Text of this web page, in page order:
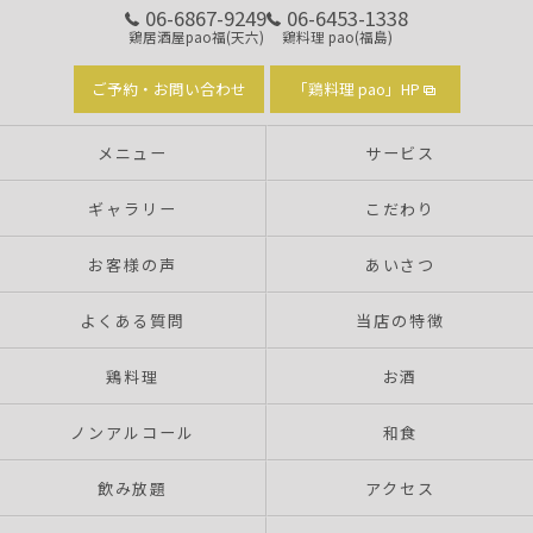
06-6867-9249
鶏居酒屋pao福(天六)
06-6453-1338
鶏料理 pao(福島)
ご予約・お問い合わせ 「鶏料理 pao」HP
メニュー サービス
ギャラリー こだわり
お客様の声 あいさつ
よくある質問 当店の特徴
鶏料理 お酒
ノンアルコール 和食
飲み放題 アクセス